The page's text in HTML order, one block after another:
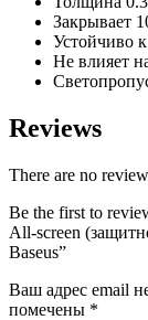
Закрывает
Устойчиво
Не влияет
Reviews
There are no
Be the first to
All-screen
Baseus”
Ваш адрес email
помечены *